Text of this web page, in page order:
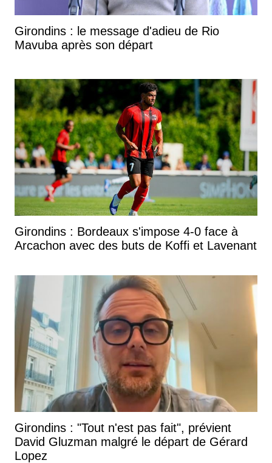
Girondins : le message d'adieu de Rio
Mavuba après son départ
Girondins : Bordeaux s'impose 4-0 face à
Arcachon avec des buts de Koffi et Lavenant
Girondins : "Tout n'est pas fait", prévient
David Gluzman malgré le départ de Gérard
Lopez